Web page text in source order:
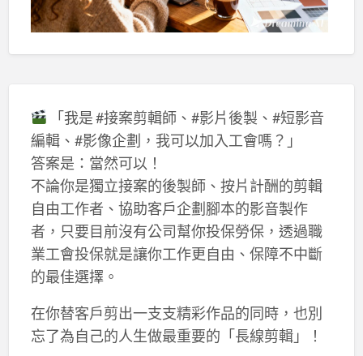
「我是 #接案剪輯師、#影片後製、#短影音
編輯、#影像企劃，我可以加入工會嗎？」
答案是：當然可以！
不論你是獨立接案的後製師、按片計酬的剪輯
自由工作者、協助客戶企劃腳本的影音製作
者，只要目前沒有公司幫你投保勞保，透過職
業工會投保就是讓你工作更自由、保障不中斷
的最佳選擇。
在你替客戶剪出一支支精彩作品的同時，也別
忘了為自己的人生做最重要的「長線剪輯」！